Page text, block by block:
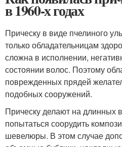
в 1960-х годах
Прическу в виде пчелиного
только обладательницам
сложна в исполнении,
состоянии волос. Поэтому
поврежденных прядей
подобных сооружений.
Прическу делают на длинных
попытаться соорудить
шевелюры. В этом случае